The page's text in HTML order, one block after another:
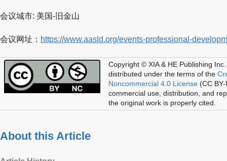
会议城市: 美国-旧金山
会议网址： https://www.aasld.org/events-professional-
Copyright © XIA & HE Publishing Inc.
distributed under the terms of the
Noncommercial 4.0 License (CC
commercial use, distribution, and
the original work is properly cited.
About this Article